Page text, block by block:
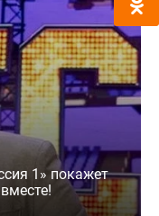
1» покажет